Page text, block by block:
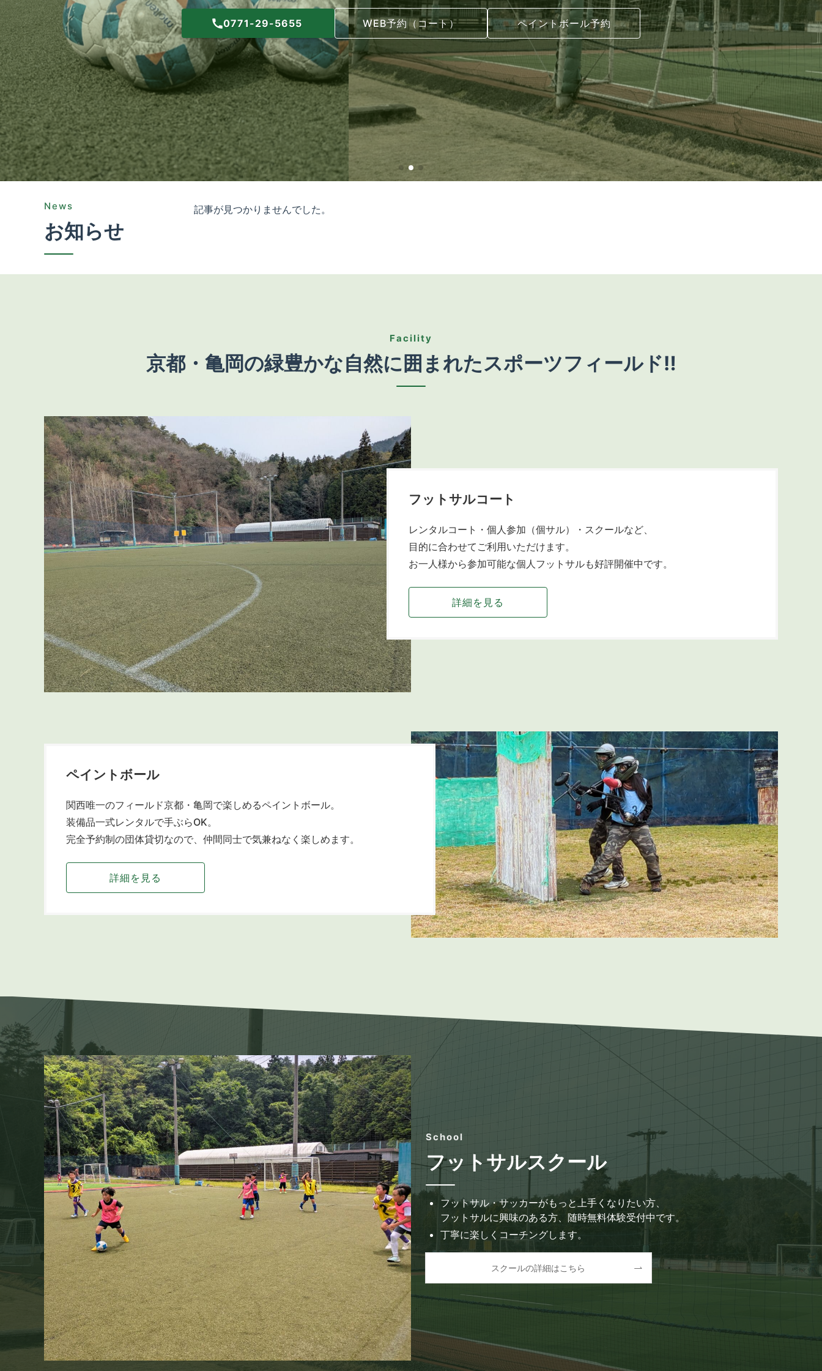
0771-29-5655 WEB予約（コート） ペイントボール予約
News
お知らせ
記事が見つかりませんでした。
Facility
京都・亀岡の緑豊かな自然に囲まれたスポーツフィールド‼︎
フットサルコート
レンタルコート・個人参加（個サル）・スクールなど、
目的に合わせてご利用いただけます。
お一人様から参加可能な個人フットサルも好評開催中です。
詳細を見る
ペイントボール
関西唯一のフィールド京都・亀岡で楽しめるペイントボール。
装備品一式レンタルで手ぶらOK。
完全予約制の団体貸切なので、仲間同士で気兼ねなく楽しめます。
詳細を見る
School
フットサルスクール
フットサル・サッカーがもっと上手くなりたい方、
フットサルに興味のある方、随時無料体験受付中です。
丁寧に楽しくコーチングします。
スクールの詳細はこちら